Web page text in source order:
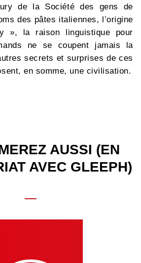
de la Société des gens de
des pâtes italiennes, l’origine
», la raison linguistique pour
ne se coupent jamais la
secrets et surprises de ces
en somme, une civilisation.
AUSSI (EN
AVEC GLEEPH)